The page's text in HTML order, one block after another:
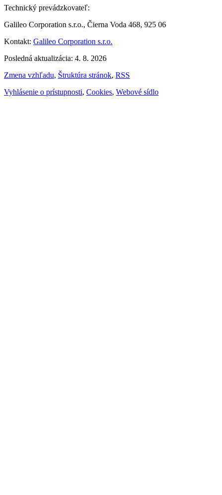
Technický prevádzkovateľ:
Galileo Corporation s.r.o., Čierna Voda 468, 925 06
Kontakt: Galileo Corporation s.r.o.
Posledná aktualizácia: 4. 8. 2026
Zmena vzhľadu, Štruktúra stránok, RSS
Vyhlásenie o prístupnosti, Cookies, Webové sídlo